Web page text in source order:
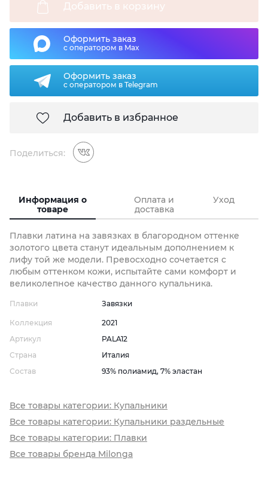
Добавить в корзину
Оформить заказ
с оператором в Max
Оформить заказ
с оператором в Telegram
Добавить в избранное
Поделиться:
Информация о
товаре
Оплата и
доставка
Уход
Плавки латина на завязках в благородном оттенке
золотого цвета станут идеальным дополнением к
лифу той же модели. Превосходно сочетается с
любым оттенком кожи, испытайте сами комфорт и
великолепное качество данного купальника.
Плавки Завязки
Коллекция
2021
Артикул
PALA12
Страна
Италия
Состав
93% полиамид, 7% эластан
Все товары категории: Купальники
Все товары категории: Купальники раздельные
Все товары категории: Плавки
Все товары бренда Milonga